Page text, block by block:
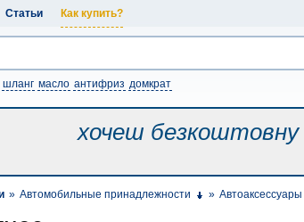
Статьи Как купить?
шланг масло антифриз домкрат
хочеш безкоштовну
» Автомобильные принадлежности » Автоаксессуары